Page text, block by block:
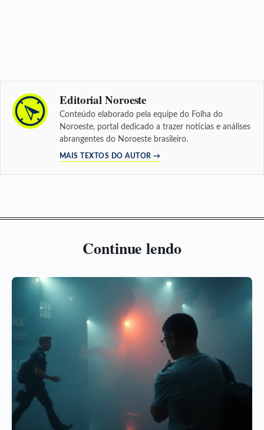
Editorial Noroeste
Conteúdo elaborado pela equipe do Folha do
Noroeste, portal dedicado a trazer notícias e análises
abrangentes do Noroeste brasileiro.
MAIS TEXTOS DO AUTOR →
Continue lendo